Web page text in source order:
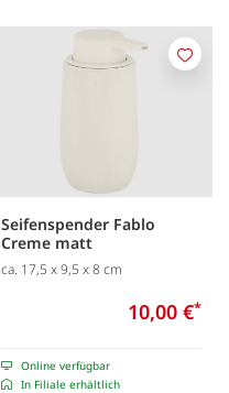
Seifenspender Fablo
Creme matt
ca. 17,5 x 9,5 x 8 cm
10,00 €*
Online verfügbar
In Filiale erhältlich